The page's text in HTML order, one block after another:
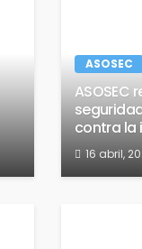
ASOSEC
contra la
16 abril,